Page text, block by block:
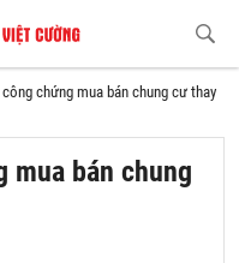
chứng mua bán chung cư thay
mua bán chung